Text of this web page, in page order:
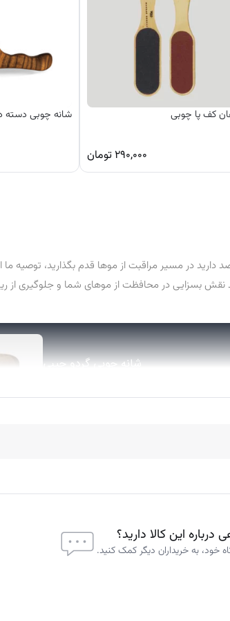
کف پا چوبی
۲۹۰,۰۰۰ تومان
شانه چوبی دسته
دارید در مسیر مراقبت از موها قدم بگذارید، توصیه
بسزایی در محافظت از موهای شما و جلوگیری از
مراقبت از مو و همچنین حفظ سلامت پوست مد نظر قرار
ها برای شانه زدن موهای خود بهره ببرید.
محصول
درباره این کالا دارید؟
خود، به خریداران دیگر کمک کنید.